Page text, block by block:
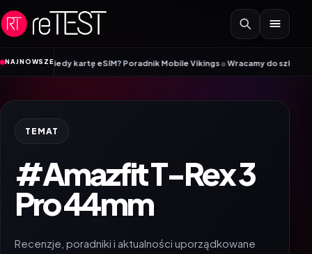
Przejdź do treści
NAJNOWSZE
a kiedy kartę eSIM? Poradnik Mobile Vikings•Wracamy do szkoły z
TEMAT
#Amazfit T-Rex 3
Pro 44mm
Recenzje, poradniki i aktualności uporządkowane